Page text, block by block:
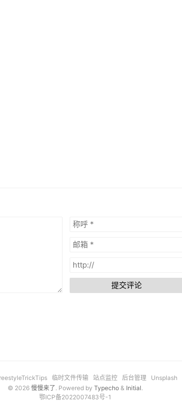
提交评论
临时文件传输 站点监控 后台管理
Unsplash
© 2026 慢慢来了. Powered by Typecho & Initial.
鄂ICP备2022007483号-1